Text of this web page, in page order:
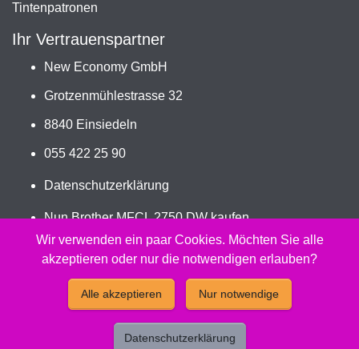
Tintenpatronen
Ihr Vertrauenspartner
New Economy GmbH
Grotzenmühlestrasse 32
8840 Einsiedeln
055 422 25 90
Datenschutzerklärung
Nun Brother MFCL 2750 DW kaufen
Jetzt DR-2400 bestellen
2026 - Peach Druckerpatronen Versand Jetzt günstig und
kompatibel kaufen.
Wir verwenden ein paar Cookies. Möchten Sie alle
akzeptieren oder nur die notwendigen erlauben?
Alle akzeptieren Nur notwendige
Datenschutzerklärung